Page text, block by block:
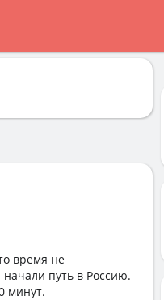
время не
начали путь в Россию.
минут.